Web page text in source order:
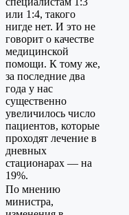
или 1:4, такого
нигде нет. И это не
говорит о качестве
медицинской
помощи. К тому же,
за последние два
года у нас
существенно
увеличилось число
пациентов, которые
проходят лечение в
дневных
стационарах — на
19%.
По мнению
министра,